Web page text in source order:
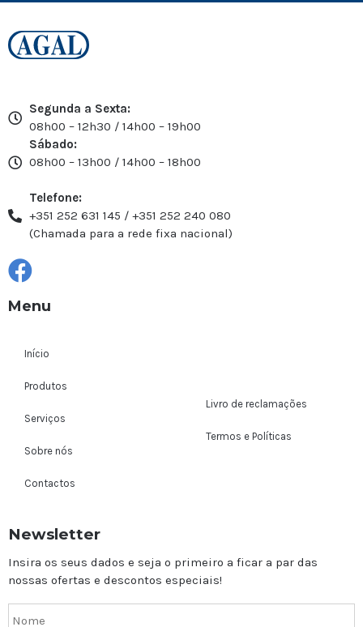
Segunda a Sexta:
08h00 – 12h30 / 14h00 – 19h00
Sábado:
08h00 – 13h00 / 14h00 – 18h00
Telefone:
+351 252 631 145 / +351 252 240 080
(Chamada para a rede fixa nacional)
Menu
Início
Produtos
Serviços
Sobre nós
Contactos
Livro de reclamações
Termos e Políticas
Newsletter
Insira os seus dados e seja o primeiro a ficar a par das
nossas ofertas e descontos especiais!